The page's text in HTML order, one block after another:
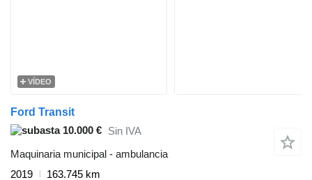
VÍDEO
Ford Transit
10.000 € Sin IVA
Maquinaria municipal - ambulancia
2019
163.745 km